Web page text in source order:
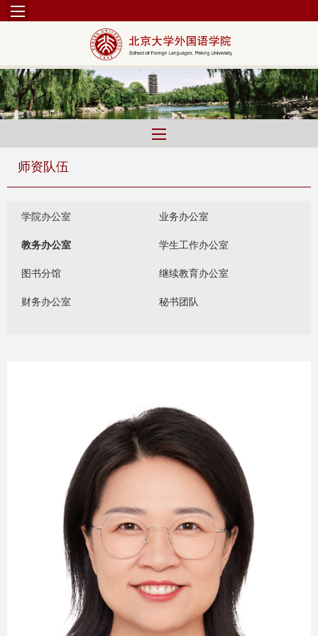
师资队伍
学院办公室 业务办公室
教务办公室 学生工作办公室
图书分馆 继续教育办公室
财务办公室 秘书团队